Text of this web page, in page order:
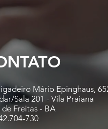
Mário Epinghaus,
Sala 201 - Vila Praiana
Freitas - BA
730